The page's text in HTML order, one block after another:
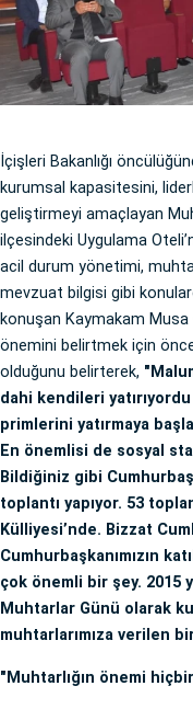
İçişleri Bakanlığı
kurumsal kapasitesini,
geliştirmeyi amaçlayan
ilçesindeki Uygulama
acil durum yönetimi,
mevzuat bilgisi gibi
konuşan Kaymakam
önemini belirtmek için
olduğunu belirterek,
dahi kendileri
primlerini yatırmaya
En önemlisi de sosyal
Bildiğiniz gibi
toplantı yapıyor. 53
Külliyesi’nde. Bizzat
Cumhurbaşkanımızın
çok önemli bir şey. 2015
Muhtarlar Günü olarak
muhtarlarımıza verilen
"Muhtarlığın önemi